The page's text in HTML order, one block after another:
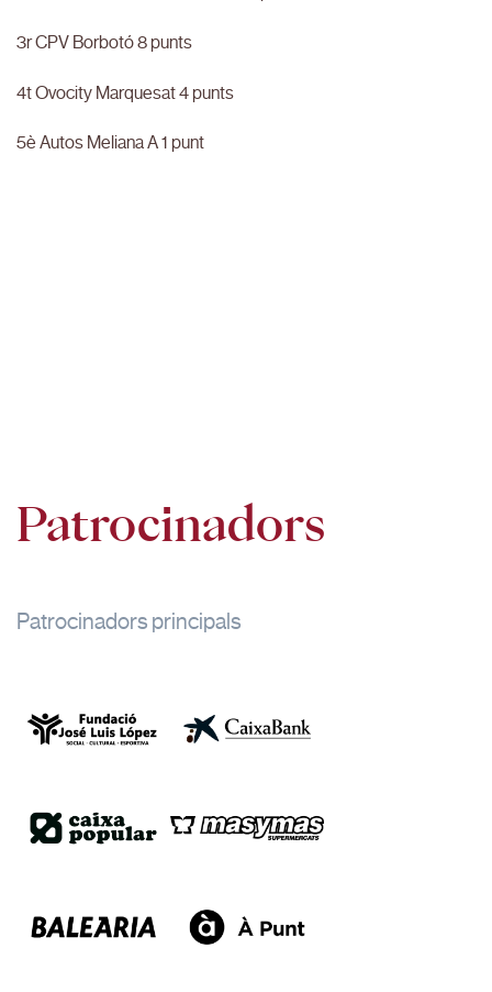
3r CPV Borbotó 8 punts
4t Ovocity Marquesat 4 punts
5è Autos Meliana A 1 punt
Patrocinadors
Patrocinadors principals